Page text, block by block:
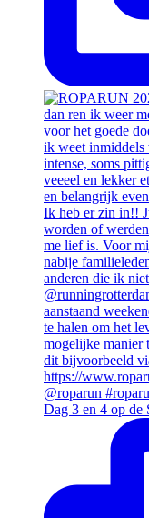
Dag 3 en 4 op de